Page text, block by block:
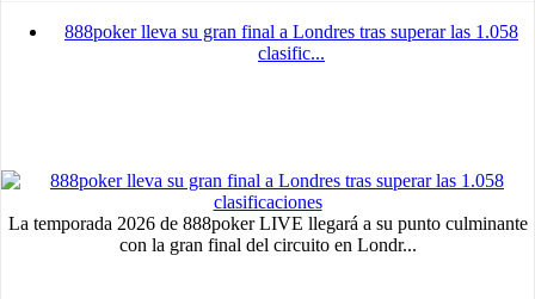
888poker lleva su gran final a Londres tras superar las 1.058
clasific...
La temporada 2026 de 888poker LIVE llegará a su punto culminante
con la gran final del circuito en Londr...